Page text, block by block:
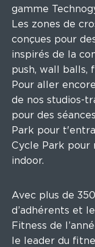
gamme
Les zones de
conçues pour
inspirés de la
push, wall balls,
Pour aller
de nos studios-
pour des
Park pour
Cycle Park pour
indoor.
Avec plus de
d’adhérents et
Fitness de
le leader du